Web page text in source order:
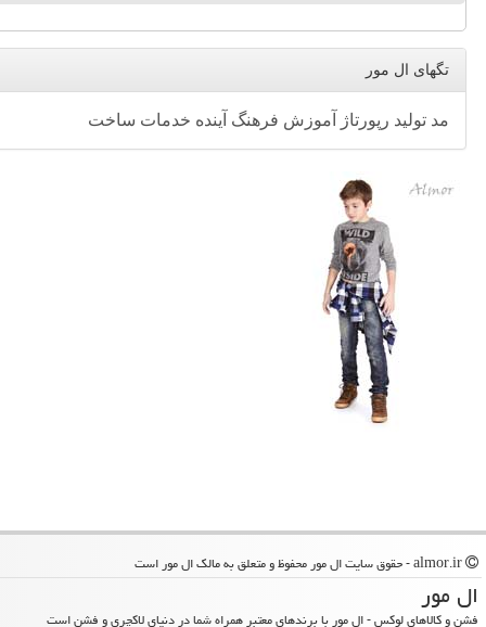
تگهای ال مور
مد تولید رپورتاژ آموزش فرهنگ آینده خدمات ساخت
ال مور
فشن و کالاهای لوکس - ال مور با برندهای معتبر همراه شما در دنیای لاکچری و فشن است